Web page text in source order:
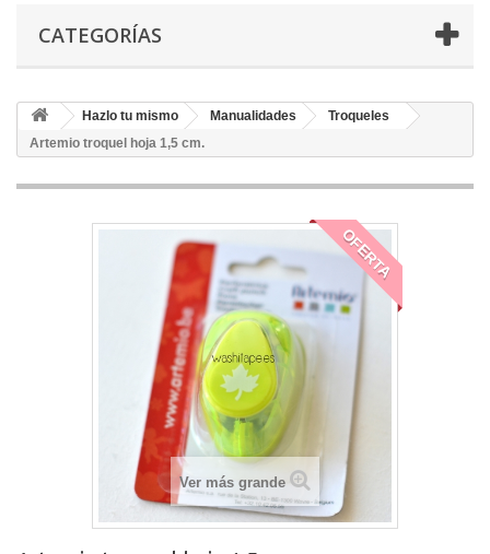
CATEGORÍAS
Hazlo tu mismo Manualidades
Troqueles
Artemio troquel hoja 1,5 cm.
OFERTA
Ver más grande